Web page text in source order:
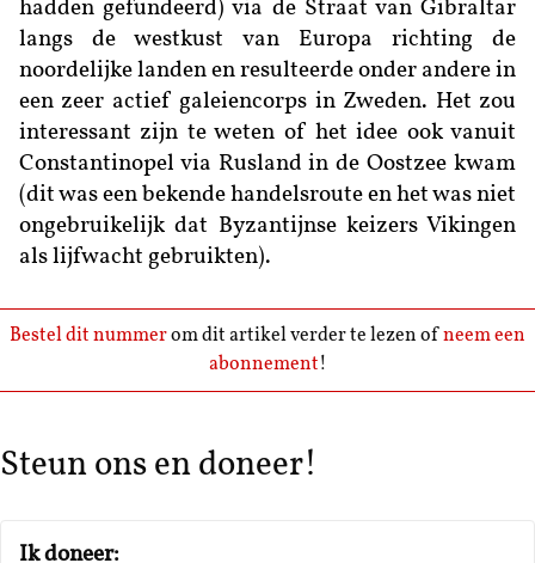
hadden gefundeerd) via de Straat van Gibraltar
langs de westkust van Europa richting de
noordelijke landen en resulteerde onder andere in
een zeer actief galeiencorps in Zweden. Het zou
interessant zijn te weten of het idee ook vanuit
Constantinopel via Rusland in de Oostzee kwam
(dit was een bekende handelsroute en het was niet
ongebruikelijk dat Byzantijnse keizers Vikingen
als lijfwacht gebruikten).
Bestel dit nummerom dit artikel verder te lezen ofneem een
abonnement!
Steun ons en doneer!
Ik doneer: